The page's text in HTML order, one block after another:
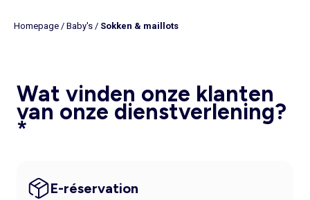
tegen:gebreide babysokken, geribde, bouclé of
en voetjes van je kindje op temperatuur blijven. Ze zijn niet alleen
behaaglijk en warm, maar tevens duurzaam en zeer rekbaar en de
zachte tailleband snijdt niet in het buikje, zodat je kleintje zich vrij kan
bewegen en de wereld kan ontdekken. Er zijn effen exemplaren in
ESSENTIËLE BABYSOKJES EN MAILLOTS
Homepage / Baby's / Sokken & maillots
Wat vinden onze klanten
van onze dienstverlening?
*
E-réservation